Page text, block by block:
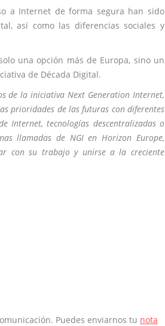
a Internet de forma segura han sido
así como las diferencias sociales y
una opción más de Europa, sino un
de Década Digital.
de la iniciativa Next Generation Internet,
prioridades de las futuras con diferentes
Internet, tecnologías descentralizadas o
llamadas de NGI en Horizon Europe,
con su trabajo y unirse a la creciente
Puedes enviarnos tu nota